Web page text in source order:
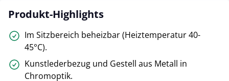
Produkt-Highlights
Im Sitzbereich beheizbar (Heiztemperatur 40-
45°C).
Kunstlederbezug und Gestell aus Metall in
Chromoptik.